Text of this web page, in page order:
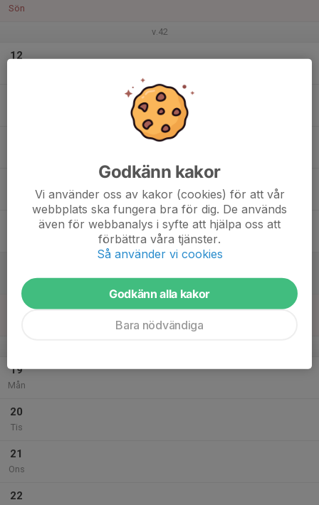
Sön
v.42
12
19
Mån
20
Tis
21
Ons
22
Godkänn kakor
Vi använder oss av kakor (cookies) för att vår
webbplats ska fungera bra för dig. De används
även för webbanalys i syfte att hjälpa oss att
förbättra våra tjänster.
Så använder vi cookies
Godkänn alla kakor
Bara nödvändiga